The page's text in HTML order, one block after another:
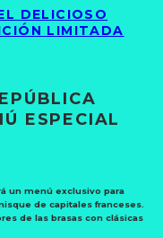
DELICIOSO
LIMITADA
ESPECIAL
un menú exclusivo para
de capitales franceses.
de las brasas con clásicas